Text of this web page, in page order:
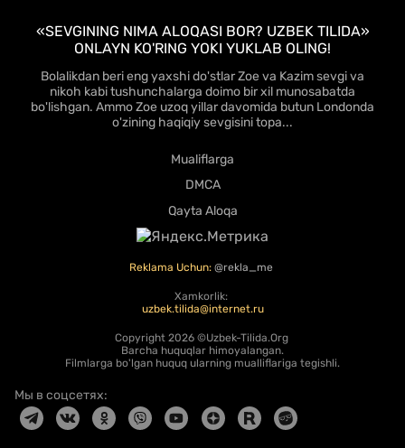
«SEVGINING NIMA ALOQASI BOR? UZBEK TILIDA»
ONLAYN KO'RING YOKI YUKLAB OLING!
Bolalikdan beri eng yaxshi do'stlar Zoe va Kazim sevgi va
nikoh kabi tushunchalarga doimo bir xil munosabatda
bo'lishgan. Ammo Zoe uzoq yillar davomida butun Londonda
o'zining haqiqiy sevgisini topa...
Mualiflarga
DMCA
Qayta Aloqa
Reklama Uchun: @rekla_me
Xamkorlik:
uzbek.tilida@internet.ru
Copyright 2026 ©Uzbek-Tilida.Org
Barcha huquqlar himoyalangan.
Filmlarga bo'lgan huquq ularning mualliflariga tegishli.
Мы в соцсетях: